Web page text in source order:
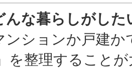
んな暮らしがした
ンションか戸建
を整理すること